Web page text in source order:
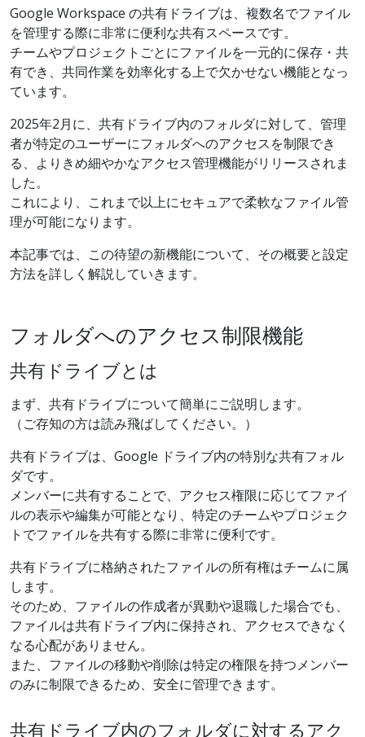
Google Workspace の共有ドライブは、複数名でファイル
を管理する際に非常に便利な共有スペースです。
チームやプロジェクトごとにファイルを一元的に保存・共
有でき、共同作業を効率化する上で欠かせない機能となっ
ています。
2025年2月に、共有ドライブ内のフォルダに対して、管理
者が特定のユーザーにフォルダへのアクセスを制限でき
る、よりきめ細やかなアクセス管理機能がリリースされま
した。
これにより、これまで以上にセキュアで柔軟なファイル管
理が可能になります。
本記事では、この待望の新機能について、その概要と設定
方法を詳しく解説していきます。
フォルダへのアクセス制限機能
共有ドライブとは
まず、共有ドライブについて簡単にご説明します。
（ご存知の方は読み飛ばしてください。）
共有ドライブは、Google ドライブ内の特別な共有フォル
ダです。
メンバーに共有することで、アクセス権限に応じてファイ
ルの表示や編集が可能となり、特定のチームやプロジェク
トでファイルを共有する際に非常に便利です。
共有ドライブに格納されたファイルの所有権はチームに属
します。
そのため、ファイルの作成者が異動や退職した場合でも、
ファイルは共有ドライブ内に保持され、アクセスできなく
なる心配がありません。
また、ファイルの移動や削除は特定の権限を持つメンバー
のみに制限できるため、安全に管理できます。
共有ドライブ内のフォルダに対するアク